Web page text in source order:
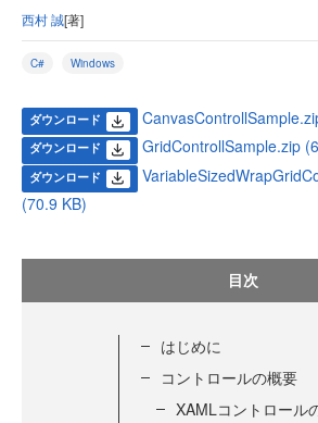
西村 誠[著]
C# Windows
ダウンロード
ダウンロード GridControllSample.zip
ダウンロード
(70.9 KB)
目次
はじめに
コントロールの概要
XAMLコントロール